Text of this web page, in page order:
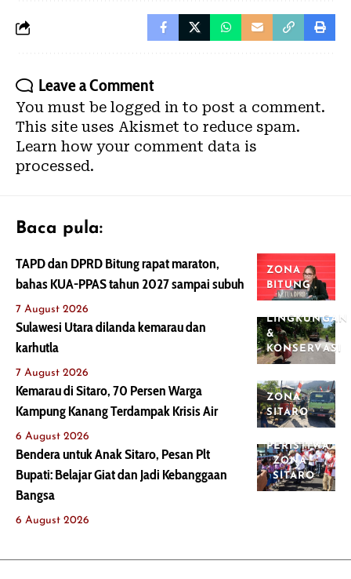
Leave a Comment
You must be logged in to post a comment.
This site uses Akismet to reduce spam.
Learn how your comment data is
processed.
Baca pula:
ZONA
BITUNG
TAPD dan DPRD Bitung rapat maraton,
bahas KUA-PPAS tahun 2027 sampai subuh
7 August 2026
LINGKUNGAN
&
KONSERVASI
Sulawesi Utara dilanda kemarau dan
karhutla
7 August 2026
ZONA
SITARO
Kemarau di Sitaro, 70 Persen Warga
Kampung Kanang Terdampak Krisis Air
6 August 2026
PERISTIWA
ZONA
SITARO
Bendera untuk Anak Sitaro, Pesan Plt
Bupati: Belajar Giat dan Jadi Kebanggaan
Bangsa
6 August 2026